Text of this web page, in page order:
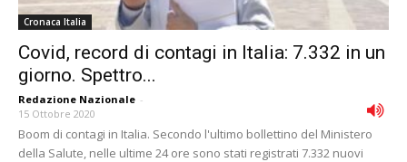
Cronaca Italia
Covid, record di contagi in Italia: 7.332 in un
giorno. Spettro...
Redazione Nazionale -
15 Ottobre 2020
Boom di contagi in Italia. Secondo l'ultimo bollettino del Ministero
della Salute, nelle ultime 24 ore sono stati registrati 7.332 nuovi